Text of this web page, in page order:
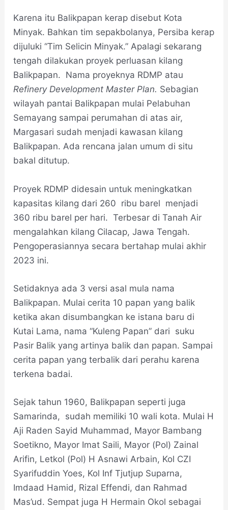
Karena itu Balikpapan kerap disebut Kota
Minyak. Bahkan tim sepakbolanya, Persiba kerap
dijuluki “Tim Selicin Minyak.” Apalagi sekarang
tengah dilakukan proyek perluasan kilang
Balikpapan. Nama proyeknya RDMP atau
Refinery Development Master Plan. Sebagian
wilayah pantai Balikpapan mulai Pelabuhan
Semayang sampai perumahan di atas air,
Margasari sudah menjadi kawasan kilang
Balikpapan. Ada rencana jalan umum di situ
bakal ditutup.
Proyek RDMP didesain untuk meningkatkan
kapasitas kilang dari 260 ribu barel menjadi
360 ribu barel per hari. Terbesar di Tanah Air
mengalahkan kilang Cilacap, Jawa Tengah.
Pengoperasiannya secara bertahap mulai akhir
2023 ini.
Setidaknya ada 3 versi asal mula nama
Balikpapan. Mulai cerita 10 papan yang balik
ketika akan disumbangkan ke istana baru di
Kutai Lama, nama “Kuleng Papan” dari suku
Pasir Balik yang artinya balik dan papan. Sampai
cerita papan yang terbalik dari perahu karena
terkena badai.
Sejak tahun 1960, Balikpapan seperti juga
Samarinda, sudah memiliki 10 wali kota. Mulai H
Aji Raden Sayid Muhammad, Mayor Bambang
Soetikno, Mayor Imat Saili, Mayor (Pol) Zainal
Arifin, Letkol (Pol) H Asnawi Arbain, Kol CZI
Syarifuddin Yoes, Kol Inf Tjutjup Suparna,
Imdaad Hamid, Rizal Effendi, dan Rahmad
Mas’ud. Sempat juga H Hermain Okol sebagai